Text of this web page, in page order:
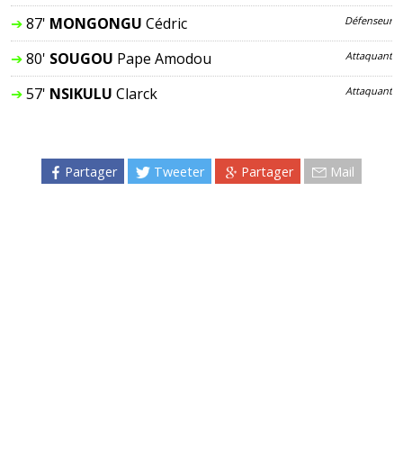
➔87' MONGONGU Cédric Défenseur
➔80' SOUGOU Pape Amodou Attaquant
➔57' NSIKULU Clarck Attaquant
Partager Tweeter Partager Mail